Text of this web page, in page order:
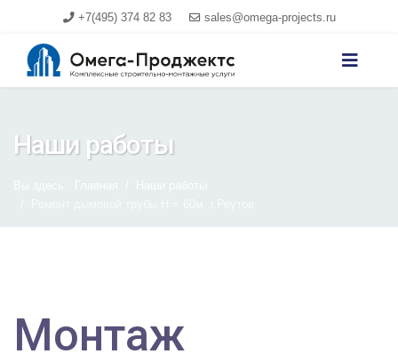
+7(495) 374 82 83 sales@omega-projects.ru
Наши работы
Монтаж